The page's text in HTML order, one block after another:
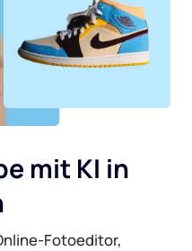
in Word
in Excel
in PPT
mit KI in
Fotoeditor,